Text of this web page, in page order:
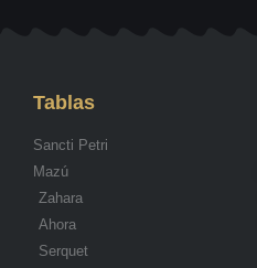
Tablas
Sancti Petri
Mazú
Zahara
Ahora
Serquet